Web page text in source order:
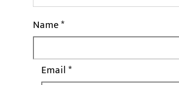
Name*
Email*